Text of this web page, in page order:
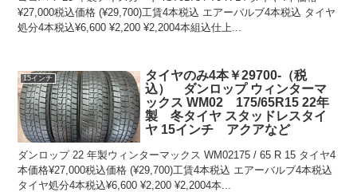
¥27,000税込価格 (¥29,700)工賃4本税込 エアーバルブ4本税込 タイヤ
処分4本税込¥6,600 ¥2,200 ¥2,2004本組込仕上...
15インチ
タイヤのみ4本￥29700-（税
込） ダンロップ ウィンターマ
ックス WM02 175/65R15 22年
製 冬タイヤ スタッドレスタイ
ヤ 15インチ アクアなど
ダンロップ 22 年製ウィンターマックス WM02175 / 65 R 15 タイヤ4
本価格¥27,000税込価格 (¥29,700)工賃4本税込 エアーバルブ4本税込
タイヤ処分4本税込¥6,600 ¥2,200 ¥2,2004本...